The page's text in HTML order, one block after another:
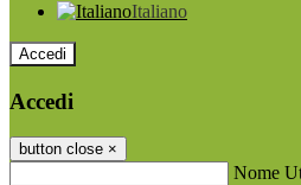
Italiano
Accedi
Accedi
button close ×
Nome